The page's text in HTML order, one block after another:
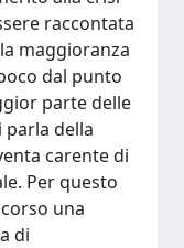
raccontata
maggioranza
dal punto
parte delle
parla della
carente di
Per questo
una
di